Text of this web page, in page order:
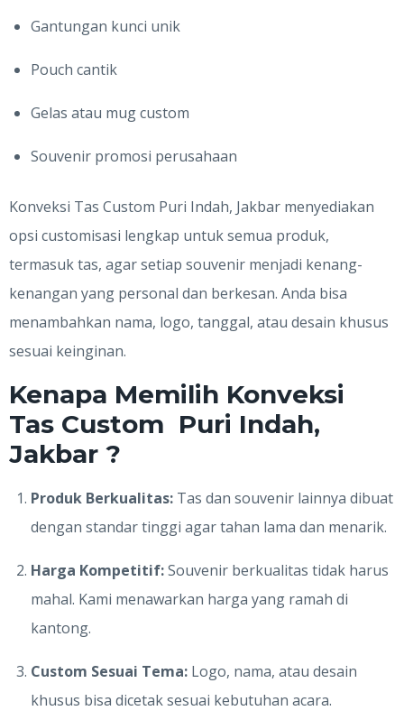
Gantungan kunci unik
Pouch cantik
Gelas atau mug custom
Souvenir promosi perusahaan
Konveksi Tas Custom Puri Indah, Jakbar menyediakan
opsi customisasi lengkap untuk semua produk,
termasuk tas, agar setiap souvenir menjadi kenang-
kenangan yang personal dan berkesan. Anda bisa
menambahkan nama, logo, tanggal, atau desain khusus
sesuai keinginan.
Kenapa Memilih Konveksi
Tas Custom Puri Indah,
Jakbar ?
Produk Berkualitas: Tas dan souvenir lainnya dibuat
dengan standar tinggi agar tahan lama dan menarik.
Harga Kompetitif:Souvenir berkualitas tidak harus
mahal. Kami menawarkan harga yang ramah di
kantong.
Custom Sesuai Tema: Logo, nama, atau desain
khusus bisa dicetak sesuai kebutuhan acara.